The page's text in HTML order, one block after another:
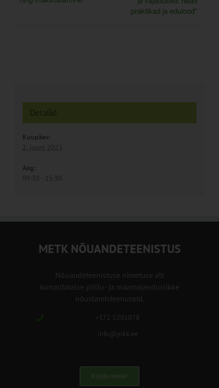
praktikad ja edulood”
Detailid
Kuupäev:
2. juuni 2023
Aeg:
09:30 - 15:30
METK NÕUANDETEENISTUS
Nõuandeteenistuse nimetuse alt
korraldatalse põllu- ja maamajanduslikke
nõustamisteenuseid.
+372 5201078
info@pikk.ee
Kirjuta meile!